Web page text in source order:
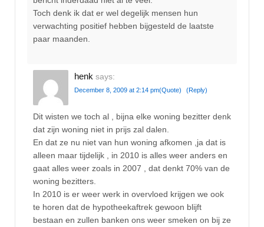
Toch denk ik dat er wel degelijk mensen hun
verwachting positief hebben bijgesteld de laatste
paar maanden.
henk says:
December 8, 2009 at 2:14 pm(Quote) (Reply)
Dit wisten we toch al , bijna elke woning bezitter denk
dat zijn woning niet in prijs zal dalen.
En dat ze nu niet van hun woning afkomen ,ja dat is
alleen maar tijdelijk , in 2010 is alles weer anders en
gaat alles weer zoals in 2007 , dat denkt 70% van de
woning bezitters.
In 2010 is er weer werk in overvloed krijgen we ook
te horen dat de hypotheekaftrek gewoon blijft
bestaan en zullen banken ons weer smeken on bij ze